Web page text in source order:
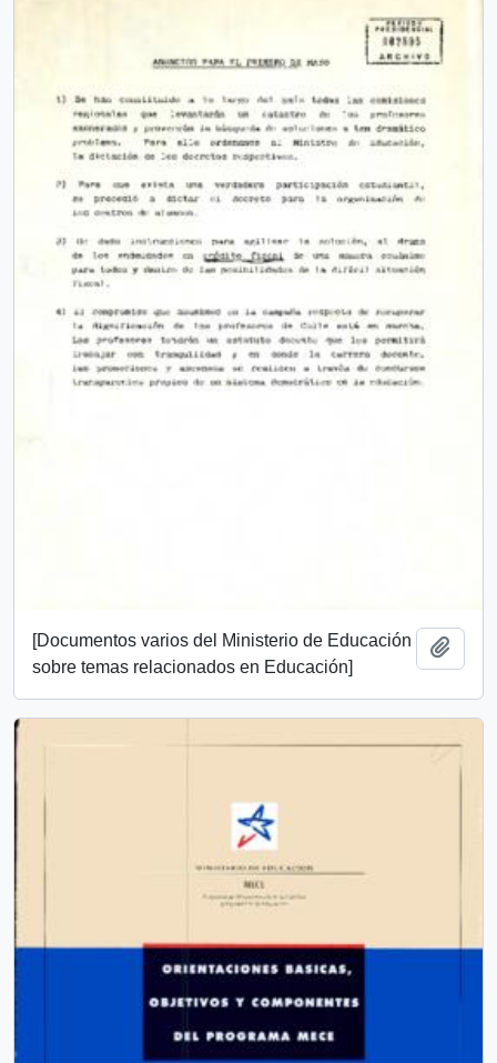
[Documentos varios del Ministerio de Educación
sobre temas relacionados en Educación]